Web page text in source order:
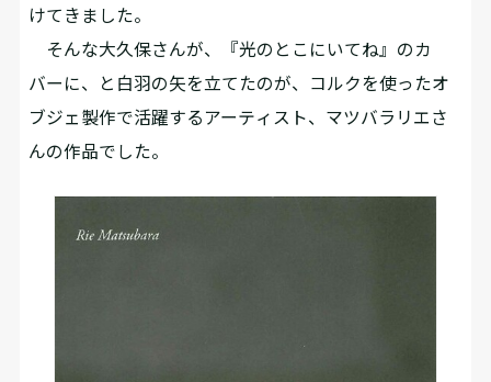
けてきました。
そんな大久保さんが、『光のとこにいてね』のカ
バーに、と白羽の矢を立てたのが、コルクを使ったオ
ブジェ製作で活躍するアーティスト、マツバラリエさ
んの作品でした。